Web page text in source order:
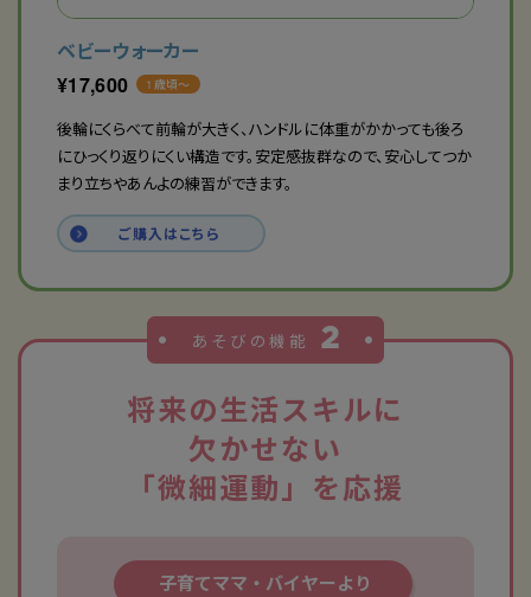
ベビーウォーカー
¥17,600 1歳頃〜
後輪にくらべて前輪が大きく、ハンドルに体重がかかっても後ろ
にひっくり返りにくい構造です。安定感抜群なので、安心してつか
まり立ちやあんよの練習ができます。
ご購入はこちら
あそびの機能
将来の生活スキルに
欠かせない
「微細運動」を応援
子育てママ・バイヤーより